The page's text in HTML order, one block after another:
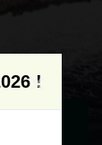
×
!